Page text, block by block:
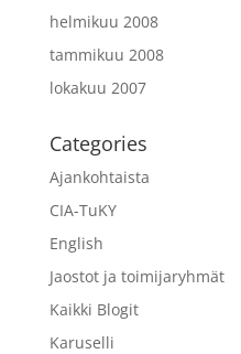
helmikuu 2008
tammikuu 2008
lokakuu 2007
Categories
Ajankohtaista
CIA-TuKY
English
Jaostot ja toimijaryhmät
Kaikki Blogit
Karuselli